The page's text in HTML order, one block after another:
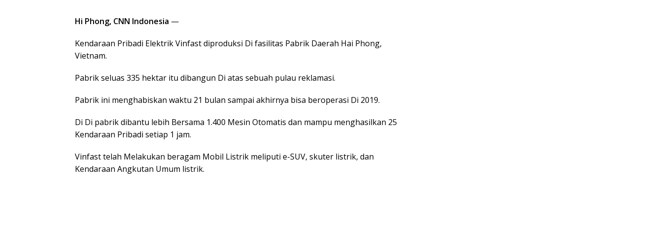
Hi Phong, CNN Indonesia —
Kendaraan Pribadi Elektrik Vinfast diproduksi Di fasilitas Pabrik Daerah Hai Phong,
Vietnam.
Pabrik seluas 335 hektar itu dibangun Di atas sebuah pulau reklamasi.
Pabrik ini menghabiskan waktu 21 bulan sampai akhirnya bisa beroperasi Di 2019.
Di Di pabrik dibantu lebih Bersama 1.400 Mesin Otomatis dan mampu menghasilkan 25
Kendaraan Pribadi setiap 1 jam.
Vinfast telah Melakukan beragam Mobil Listrik meliputi e-SUV, skuter listrik, dan
Kendaraan Angkutan Umum listrik.